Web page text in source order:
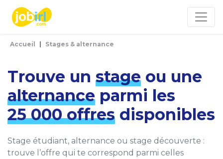
Accueil Stages & alternance
Trouve un stage ou une
alternance parmi les
25 000 offres disponibles
Stage étudiant, alternance ou stage découverte :
trouve l’offre qui te correspond parmi celles
Panneau de gestion des cookies